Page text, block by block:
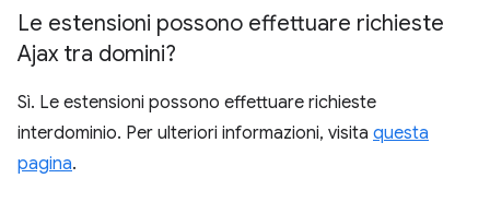
Le estensioni possono effettuare richieste
Ajax tra domini?
Sì. Le estensioni possono effettuare richieste
interdominio. Per ulteriori informazioni, visita questa
pagina.